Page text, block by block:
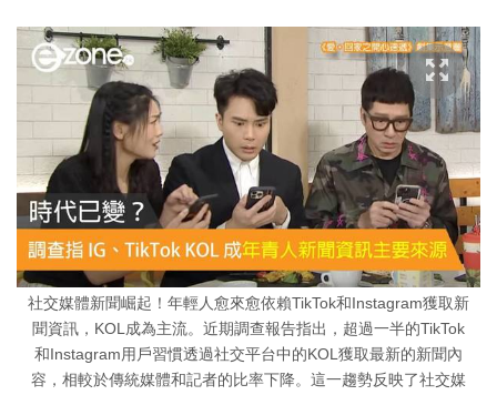
社交媒體新聞崛起！年輕人愈來愈依賴TikTok和Instagram獲取新
聞資訊，KOL成為主流。近期調查報告指出，超過一半的TikTok
和Instagram用戶習慣透過社交平台中的KOL獲取最新的新聞內
容，相較於傳統媒體和記者的比率下降。這一趨勢反映了社交媒